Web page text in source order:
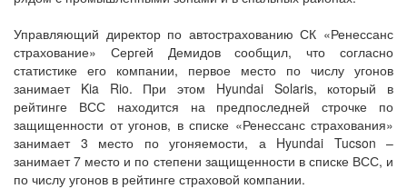
Управляющий директор по автострахованию СК «Ренессанс
страхование» Сергей Демидов сообщил, что согласно
статистике его компании, первое место по числу угонов
занимает Kia Rio. При этом Hyundai Solaris, который в
рейтинге ВСС находится на предпоследней строчке по
защищенности от угонов, в списке «Ренессанс страхования»
занимает 3 место по угоняемости, а Hyundai Tucson –
занимает 7 место и по степени защищенности в списке ВСС, и
по числу угонов в рейтинге страховой компании.